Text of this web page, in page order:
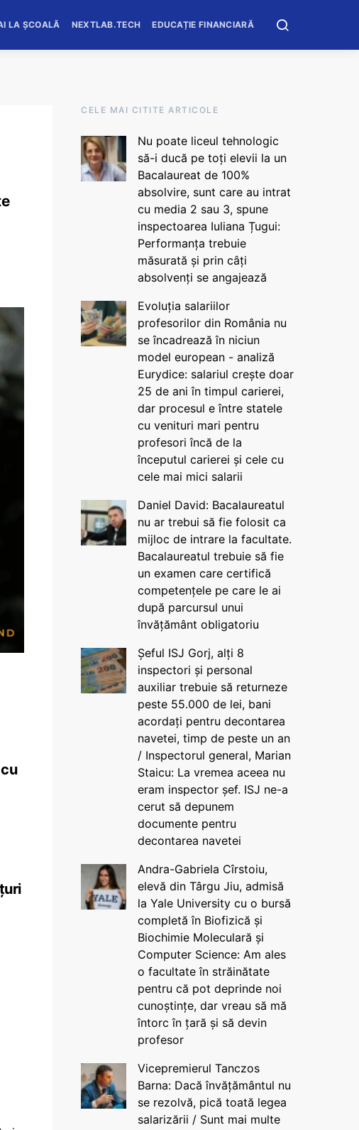
LA ȘCOALĂ NEXTLAB.TECH EDUCAȚIE FINANCIARĂ
CELE MAI CITITE ARTICOLE
Nu poate liceul tehnologic
să-i ducă pe toți elevii la un
Bacalaureat de 100%
absolvire, sunt care au intrat
cu media 2 sau 3, spune
inspectoarea Iuliana Țugui:
Performanța trebuie
măsurată și prin câți
absolvenți se angajează
Evoluția salariilor
profesorilor din România nu
se încadrează în niciun
model european - analiză
Eurydice: salariul crește doar
25 de ani în timpul carierei,
dar procesul e între statele
cu venituri mari pentru
profesori încă de la
începutul carierei și cele cu
cele mai mici salarii
Daniel David: Bacalaureatul
nu ar trebui să fie folosit ca
mijloc de intrare la facultate.
Bacalaureatul trebuie să fie
un examen care certifică
competențele pe care le ai
după parcursul unui
învățământ obligatoriu
Șeful ISJ Gorj, alți 8
inspectori și personal
auxiliar trebuie să returneze
peste 55.000 de lei, bani
acordați pentru decontarea
navetei, timp de peste un an
/ Inspectorul general, Marian
Staicu: La vremea aceea nu
eram inspector șef. ISJ ne-a
cerut să depunem
documente pentru
decontarea navetei
Andra-Gabriela Cîrstoiu,
elevă din Târgu Jiu, admisă
la Yale University cu o bursă
completă în Biofizică și
Biochimie Moleculară și
Computer Science: Am ales
o facultate în străinătate
pentru că pot deprinde noi
cunoștințe, dar vreau să mă
întorc în țară și să devin
profesor
Vicepremierul Tanczos
Barna: Dacă învățământul nu
se rezolvă, pică toată legea
salarizării / Sunt mai multe